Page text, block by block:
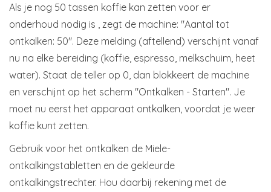
Als je nog 50 tassen koffie kan zetten voor er
onderhoud nodig is , zegt de machine: "Aantal tot
ontkalken: 50". Deze melding (aftellend) verschijnt vanaf
nu na elke bereiding (koffie, espresso, melkschuim, heet
water). Staat de teller op 0, dan blokkeert de machine
en verschijnt op het scherm "Ontkalken - Starten". Je
moet nu eerst het apparaat ontkalken, voordat je weer
koffie kunt zetten.
Gebruik voor het ontkalken de Miele-
ontkalkingstabletten en de gekleurde
ontkalkingstrechter. Hou daarbij rekening met de